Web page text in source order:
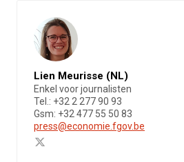
Lien Meurisse (NL)
Enkel voor journalisten
Tel.: +32 2 277 90 93
Gsm: +32 477 55 50 83
press@economie.fgov.be